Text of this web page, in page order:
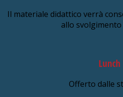
Il materiale didattico verrà
allo svolgimento
Lunch
Offerto dalle